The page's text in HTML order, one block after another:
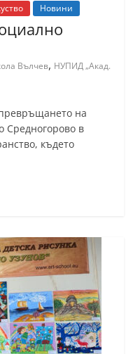
Новини
Вълчев, НУПИД „Акад.
на
Средногорово в
където